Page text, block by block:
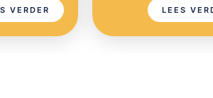
VERDER LEES